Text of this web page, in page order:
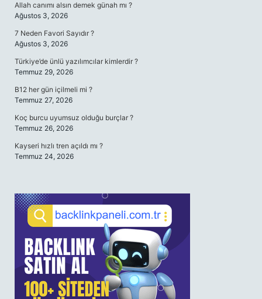
Allah canımı alsın demek günah mı ?
Ağustos 3, 2026
7 Neden Favori Sayıdır ?
Ağustos 3, 2026
Türkiye’de ünlü yazılımcılar kimlerdir ?
Temmuz 29, 2026
B12 her gün içilmeli mi ?
Temmuz 27, 2026
Koç burcu uyumsuz olduğu burçlar ?
Temmuz 26, 2026
Kayseri hızlı tren açıldı mı ?
Temmuz 24, 2026